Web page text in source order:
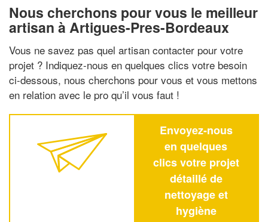
Nous cherchons pour vous le meilleur
artisan à Artigues-Pres-Bordeaux
Vous ne savez pas quel artisan contacter pour votre
projet ? Indiquez-nous en quelques clics votre besoin
ci-dessous, nous cherchons pour vous et vous mettons
en relation avec le pro qu’il vous faut !
Envoyez-nous
en quelques
clics votre projet
détaillé de
nettoyage et
hygiène